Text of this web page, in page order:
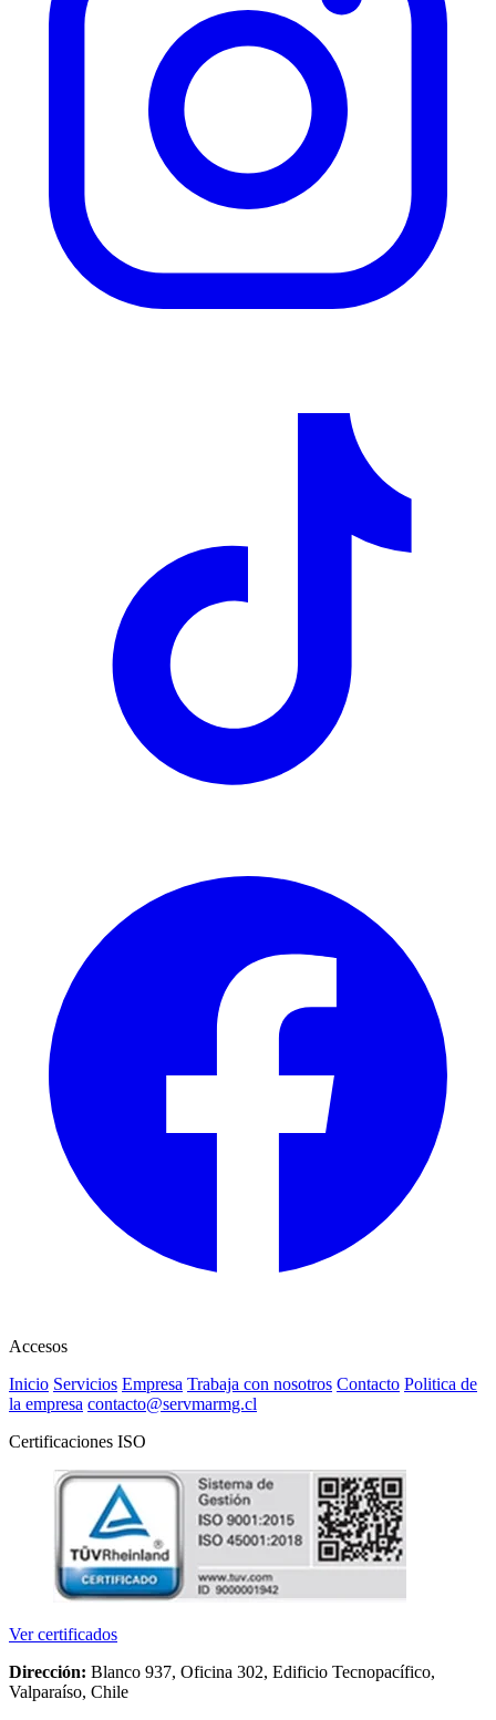
Accesos
Inicio Servicios Empresa Trabaja con nosotros Contacto Politica de
la empresa contacto@servmarmg.cl
Certificaciones ISO
Ver certificados
Dirección: Blanco 937, Oficina 302, Edificio Tecnopacífico,
Valparaíso, Chile